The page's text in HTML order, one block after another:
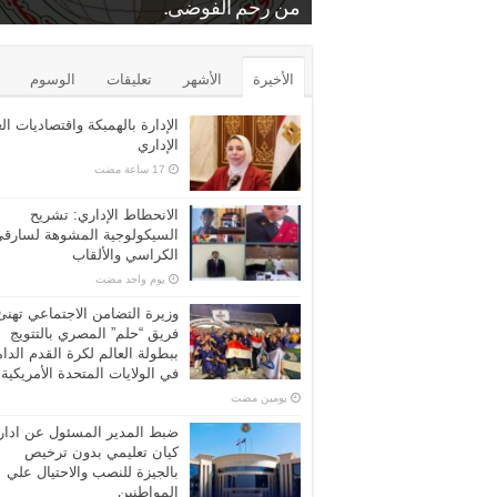
من رحم الفوضى.
برونزية كأس مصر للتايكوندو
الشرب عن مركز الرياض بكفر الشيخ
بيع بالمزاد العلني…محكمه المحله
بمنشة الشرقية
محامين كفرالشيخ الاستاذ فراج زعفان
د. عايدة عبدالبارى.
الأخيرة الأشهر تعليقات الوسوم
الإدارة بالهمبكة واقتصاديات
الإداري
الانحطاط الإداري: تشريح
السيكولوجية المشوهة
الكراسي والألقاب
‏يوم واحد مضت
وزيرة التضامن الاجتماعي
فريق “حلم” المصري بالتتويج
ببطولة العالم لكرة القدم
في الولايات المتحدة الأمريكية
‏يومين مضت
ضبط المدير المسئول عن
كيان تعليمي بدون ترخيص
بالجيزة للنصب والاحتيال علي
المواطنين